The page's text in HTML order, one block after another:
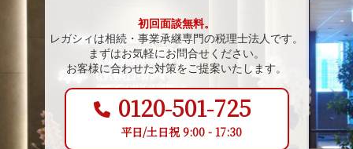
初回面談無料。
レガシィは相続・事業承継専門の税理士法人です。
まずはお気軽にお問合せください。
お客様に合わせた対策をご提案いたします。
0120-501-725
平日/土日祝 9:00 - 17:30